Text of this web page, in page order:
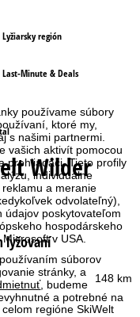
používame súbory
ktoré my,
s našimi partnermi.
vašich aktivít pomocou
prehliadači. Tieto profily
individuálne
a meranie
odvolateľný),
údajov poskytovateľom
hospodárskeho
v USA.
súborov
stránky, a
, budeme
a potrebné na
Lyžiarsky región
Last-Minute & Deals
Wilder
lyžovaní
148 km
regióne SkiWelt